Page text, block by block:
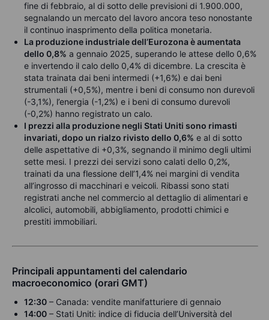
fine di febbraio, al di sotto delle previsioni di 1.900.000,
segnalando un mercato del lavoro ancora teso nonostante
il continuo inasprimento della politica monetaria.
La produzione industriale dell’Eurozona è aumentata
dello 0,8% a gennaio 2025, superando le attese dello 0,6%
e invertendo il calo dello 0,4% di dicembre. La crescita è
stata trainata dai beni intermedi (+1,6%) e dai beni
strumentali (+0,5%), mentre i beni di consumo non durevoli
(-3,1%), l’energia (-1,2%) e i beni di consumo durevoli
(-0,2%) hanno registrato un calo.
I prezzi alla produzione negli Stati Uniti sono rimasti
invariati, dopo un rialzo rivisto dello 0,6% e al di sotto
delle aspettative di +0,3%, segnando il minimo degli ultimi
sette mesi. I prezzi dei servizi sono calati dello 0,2%,
trainati da una flessione dell’1,4% nei margini di vendita
all’ingrosso di macchinari e veicoli. Ribassi sono stati
registrati anche nel commercio al dettaglio di alimentari e
alcolici, automobili, abbigliamento, prodotti chimici e
prestiti immobiliari.
Principali appuntamenti del calendario
macroeconomico (orari GMT)
12:30 – Canada: vendite manifatturiere di gennaio
14:00 – Stati Uniti: indice di fiducia dell’Università del